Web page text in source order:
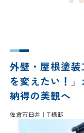
外壁・屋根塗
を変えたい！
納得の美観へ
佐倉市臼井 T様邸